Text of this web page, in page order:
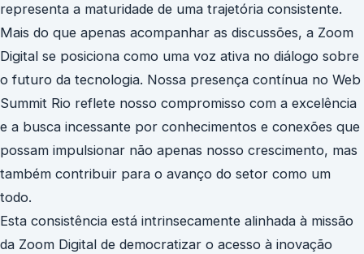
representa a maturidade de uma trajetória consistente.
Mais do que apenas acompanhar as discussões, a Zoom
Digital se posiciona como uma voz ativa no diálogo sobre
o futuro da tecnologia. Nossa presença contínua no Web
Summit Rio reflete nosso compromisso com a excelência
e a busca incessante por conhecimentos e conexões que
possam impulsionar não apenas nosso crescimento, mas
também contribuir para o avanço do setor como um
todo.
Esta consistência está intrinsecamente alinhada à missão
da Zoom Digital de democratizar o acesso à inovação